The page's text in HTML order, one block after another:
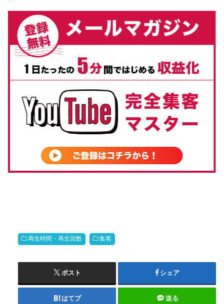
再生時間・再生回数 集客
ポスト シェア
はてブ 送る